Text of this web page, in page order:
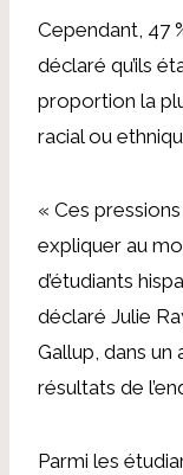
Cependant, 47
déclaré qu’ils
proportion la
racial ou
« Ces
expliquer au
d’étudiants
déclaré Julie
Gallup, dans
résultats de
Parmi les